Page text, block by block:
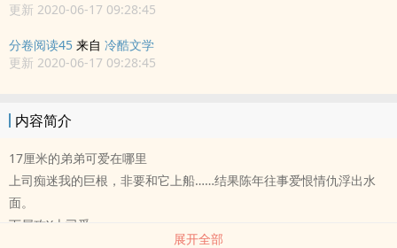
更新 2020-06-17 09:28:45
分卷阅读45 来自 冷酷文学
更新 2020-06-17 09:28:45
内容简介
17厘米的弟弟可爱在哪里
上司痴迷我的巨根，非要和它上船……结果陈年往事爱恨情仇浮出水
面。
下属攻X上司受
展开全部